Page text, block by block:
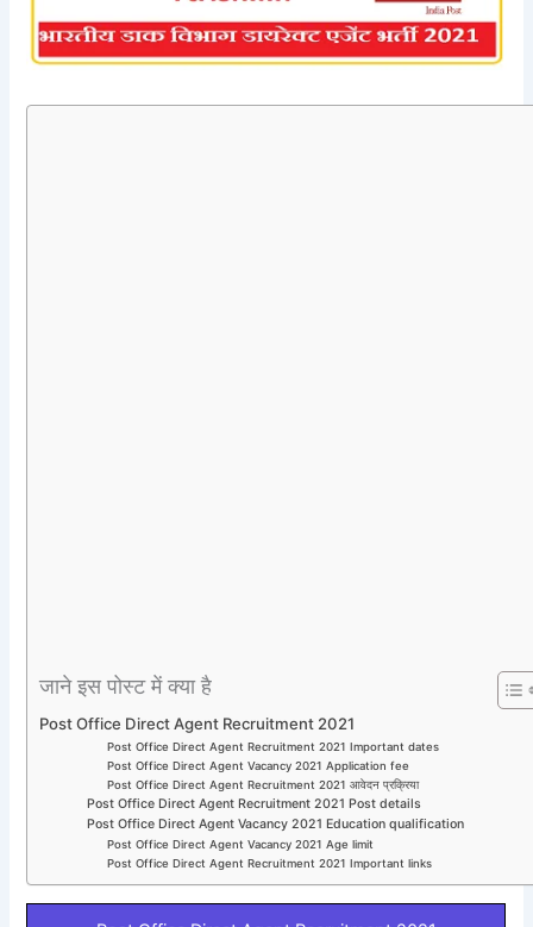
जाने इस पोस्ट में क्या है
Post Office Direct Agent Recruitment 2021
Post Office Direct Agent Recruitment 2021 Important dates
Post Office Direct Agent Vacancy 2021 Application fee
Post Office Direct Agent Recruitment 2021 आवेदन प्रक्रिया
Post Office Direct Agent Recruitment 2021 Post details
Post Office Direct Agent Vacancy 2021 Education qualification
Post Office Direct Agent Vacancy 2021 Age limit
Post Office Direct Agent Recruitment 2021 Important links